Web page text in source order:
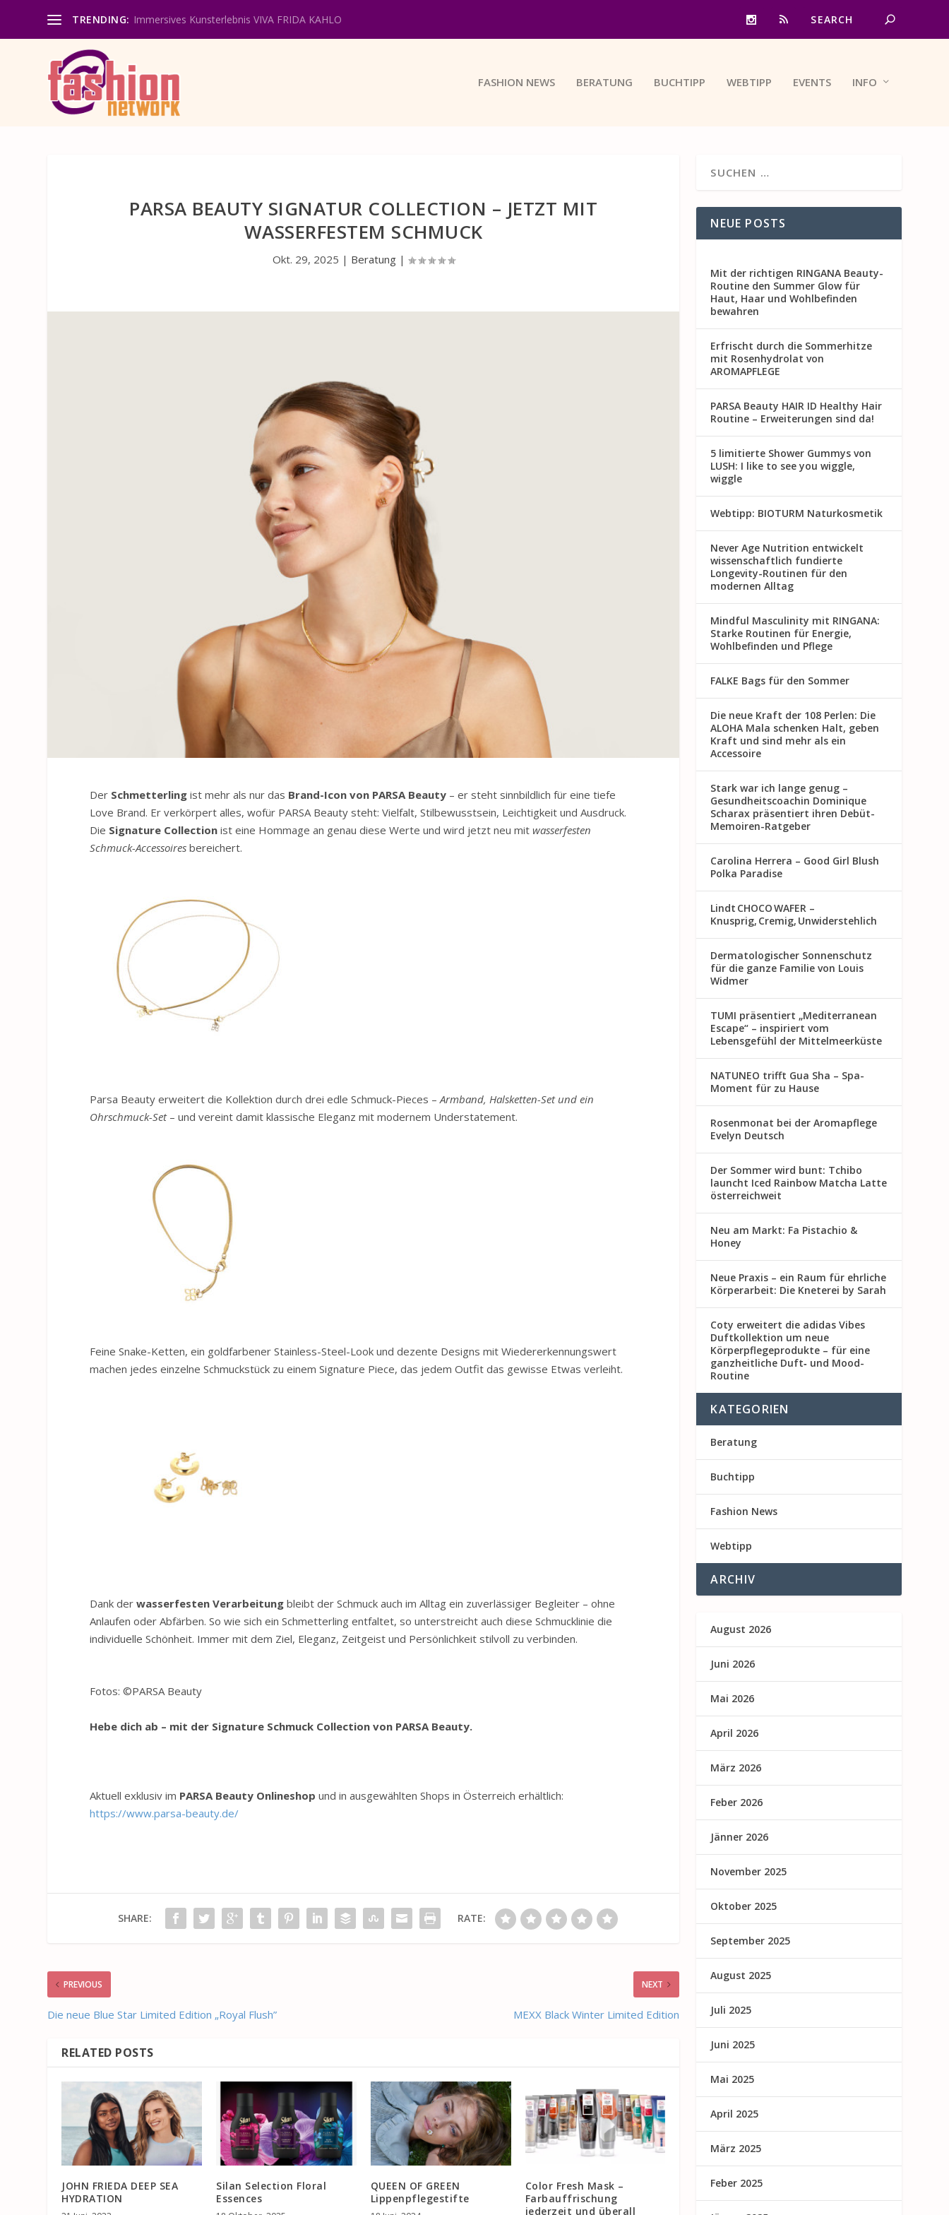
TRENDING: Immersives Kunsterlebnis VIVA FRIDA KAHLO
FASHION NEWS BERATUNG BUCHTIPP WEBTIPP EVENTS INFO
PARSA BEAUTY SIGNATUR COLLECTION – JETZT MIT
WASSERFESTEM SCHMUCK
Okt. 29, 2025 | Beratung|
Der Schmetterlingist mehr als nur das Brand-Icon von PARSA Beauty – er steht sinnbildlich für eine tiefe
Love Brand. Er verkörpert alles, wofür PARSA Beauty steht: Vielfalt, Stilbewusstsein, Leichtigkeit und Ausdruck.
Die Signature Collection ist eine Hommage an genau diese Werte und wird jetzt neu mitwasserfesten
Schmuck-Accessoires bereichert.
Parsa Beauty erweitert die Kollektion durch drei edle Schmuck-Pieces –Armband, Halsketten-Set und ein
Ohrschmuck-Set – und vereint damit klassische Eleganz mit modernem Understatement.
Feine Snake-Ketten, ein goldfarbener Stainless-Steel-Look und dezente Designs mit Wiedererkennungswert
machen jedes einzelne Schmuckstück zu einem Signature Piece, das jedem Outfit das gewisse Etwas verleiht.
Dank derwasserfesten Verarbeitung bleibt der Schmuck auch im Alltag ein zuverlässiger Begleiter – ohne
Anlaufen oder Abfärben. So wie sich ein Schmetterling entfaltet, so unterstreicht auch diese Schmucklinie die
individuelle Schönheit. Immer mit dem Ziel, Eleganz, Zeitgeist und Persönlichkeit stilvoll zu verbinden.
Fotos:©PARSA Beauty
Hebe dich ab – mit der Signature Schmuck Collection von PARSA Beauty.
Aktuell exklusiv im PARSA Beauty Onlineshop und in ausgewählten Shops in Österreich erhältlich:
https://www.parsa-beauty.de/
SHARE: RATE:
PREVIOUS
Die neue Blue Star Limited Edition „Royal Flush”
NEXT
MEXX Black Winter Limited Edition
RELATED POSTS
JOHN FRIEDA DEEP SEA
HYDRATION
Silan Selection Floral
Essences
QUEEN OF GREEN
Lippenpflegestifte
Color Fresh Mask –
Farbauffrischung
jederzeit und überall
NEUE POSTS
Mit der richtigen RINGANA Beauty-
Routine den Summer Glow für
Haut, Haar und Wohlbefinden
bewahren
Erfrischt durch die Sommerhitze
mit Rosenhydrolat von
AROMAPFLEGE
PARSA Beauty HAIR ID Healthy Hair
Routine – Erweiterungen sind da!
5 limitierte Shower Gummys von
LUSH: I like to see you wiggle,
wiggle
Webtipp: BIOTURM Naturkosmetik
Never Age Nutrition entwickelt
wissenschaftlich fundierte
Longevity-Routinen für den
modernen Alltag
Mindful Masculinity mit RINGANA:
Starke Routinen für Energie,
Wohlbefinden und Pflege
FALKE Bags für den Sommer
Die neue Kraft der 108 Perlen: Die
ALOHA Mala schenken Halt, geben
Kraft und sind mehr als ein
Accessoire
Stark war ich lange genug –
Gesundheitscoachin Dominique
Scharax präsentiert ihren Debüt-
Memoiren-Ratgeber
Carolina Herrera – Good Girl Blush
Polka Paradise
Lindt CHOCO WAFER –
Knusprig, Cremig, Unwiderstehlich
Dermatologischer Sonnenschutz
für die ganze Familie von Louis
Widmer
TUMI präsentiert „Mediterranean
Escape“ – inspiriert vom
Lebensgefühl der Mittelmeerküste
NATUNEO trifft Gua Sha – Spa-
Moment für zu Hause
Rosenmon at bei der Aromapflege
Evelyn Deutsch
Der Sommer wird bunt: Tchibo
launcht Iced Rainbow Matcha Latte
österreichweit
Neu am Markt: Fa Pistachio &
Honey
Neue Praxis – ein Raum für ehrliche
Körperarbeit: Die Kneterei by Sarah
Coty erweitert die adidas Vibes
Duftkollektion um neue
Körperpflegeprodukte – für eine
ganzheitliche Duft‑ und Mood-
Routine
KATEGORIEN
Beratung
Buchtipp
Fashion News
Webtipp
ARCHIV
August 2026
Juni 2026
Mai 2026
April 2026
März 2026
Feber 2026
Jänner 2026
November 2025
Oktober 2025
September 2025
August 2025
Juli 2025
Juni 2025
Mai 2025
April 2025
März 2025
Feber 2025